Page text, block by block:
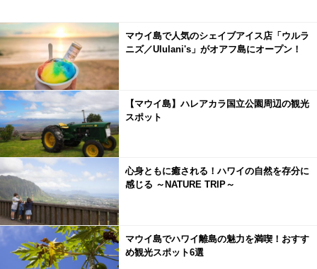
マウイ島で人気のシェイブアイス店「ウルラ
ニズ／Ululani's」がオアフ島にオープン！
【マウイ島】ハレアカラ国立公園周辺の観光
スポット
心身ともに癒される！ハワイの自然を存分に
感じる ～NATURE TRIP～
マウイ島でハワイ離島の魅力を満喫！おすす
め観光スポット6選